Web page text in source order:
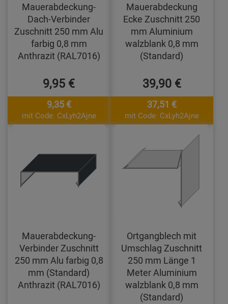
Mauerabdeckung-
Dach-Verbinder
Zuschnitt 250 mm Alu
farbig 0,8 mm
Anthrazit (RAL7016)
9,95 €
9,35 €
mit Code: CxLyh2Ajne
Mauerabdeckung
Ecke Zuschnitt 250
mm Aluminium
walzblank 0,8 mm
(Standard)
39,90 €
37,51 €
mit Code: CxLyh2Ajne
Mauerabdeckung-
Verbinder Zuschnitt
250 mm Alu farbig 0,8
mm (Standard)
Anthrazit (RAL7016)
Ortgangblech mit
Umschlag Zuschnitt
250 mm Länge 1
Meter Aluminium
walzblank 0,8 mm
(Standard)